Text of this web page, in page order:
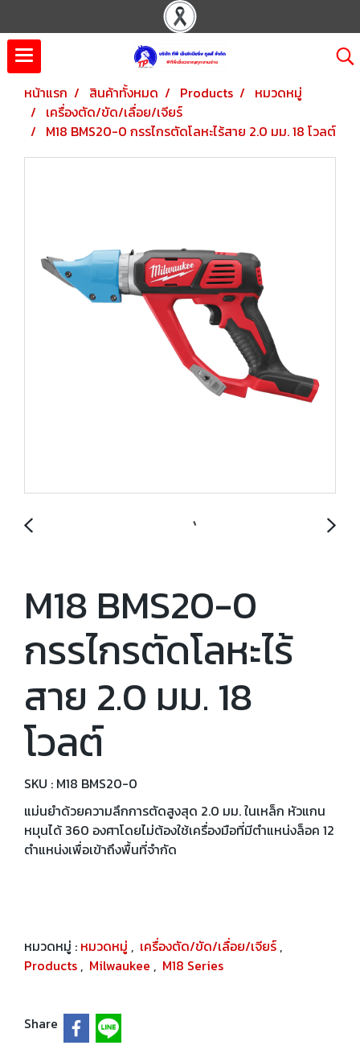
หน้าแรก สินค้าทั้งหมด Products
หมวดหมู่
เครื่องตัด/ขัด/เลื่อย/เจียร์
M18 BMS20-0 กรรไกรตัดโลหะไร้สาย 2.0 มม. 18 โวลต์
M18 BMS20-0
กรรไกรตัดโลหะไร้
สาย 2.0 มม. 18
โวลต์
SKU : M18 BMS20-0
แม่นยำด้วยความลึกการตัดสูงสุด 2.0 มม. ในเหล็ก หัวแกน
หมุนได้ 360 องศาโดยไม่ต้องใช้เครื่องมือที่มีตำแหน่งล็อค 12
ตำแหน่งเพื่อเข้าถึงพื้นที่จำกัด
หมวดหมู่ : หมวดหมู่ , เครื่องตัด/ขัด/เลื่อย/เจียร์ ,
Products , Milwaukee , M18 Series
Share